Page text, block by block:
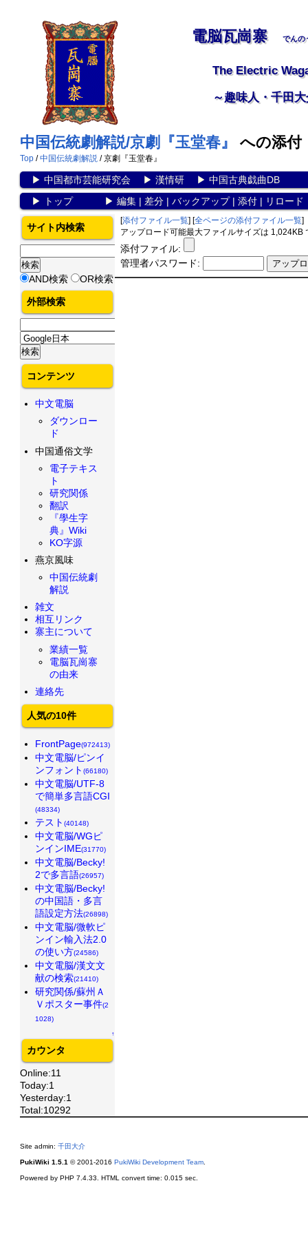
電脳瓦崗寨 でんの
The Electric
～趣味人・千田
中国伝統劇解説/京劇『玉堂春』 への添付
Top /中国伝統劇解説 / 京劇『玉堂春』
▶ 中国都市芸能研究会▶ 漢情研▶ 中国古典戯曲DB
▶
トップ▶ 編集| 差分| バックアップ| 添付| リロード
[添付ファイル一覧] [全ページの添付ファイル一覧]
アップロード可能最大ファイルサイズは 1,024KB
添付ファイル:
管理者パスワード:
サイト内検索
AND検索 OR検索
外部検索
コンテンツ
中文電脳
ダウンロー
ド
中国通俗文学
電子テキス
ト
研究関係
翻訳
『學生字
典』Wiki
KO字源
燕京風味
中国伝統劇
解説
雑文
相互リンク
寨主について
業績一覧
電脳瓦崗寨
の由来
連絡先
人気の10件
FrontPage(972413)
中文電脳/ピンイ
ンフォント (66180)
中文電脳/UTF-8
で簡単多言語CGI
(48334)
テスト (40148)
中文電脳/WGピ
ンインIME(31770)
中文電脳/Becky!
2で多言語(26957)
中文電脳/Becky!
の中国語・多言
語設定方法(26898)
中文電脳/微軟ピ
ンイン輸入法2.0
の使い方(24586)
中文電脳/漢文文
献の検索(21410)
研究関係/蘇州Ａ
Ｖポスター事件(2
1028)
↑
カウンタ
Online:11
Today:1
Yesterday:1
Total:10292
Site admin: 千田大介
PukiWiki 1.5.1 © 2001-2016 PukiWiki Development Team.
Powered by PHP 7.4.33. HTML convert time: 0.015 sec.